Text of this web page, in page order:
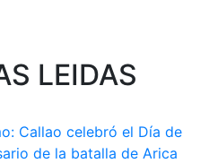
LEIDAS
Callao celebró el Día de
de la batalla de Arica